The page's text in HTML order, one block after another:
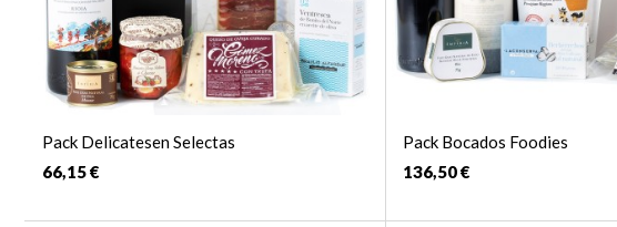
Pack Delicatesen Selectas
66,15 €
Pack Bocados Foodies
136,50 €